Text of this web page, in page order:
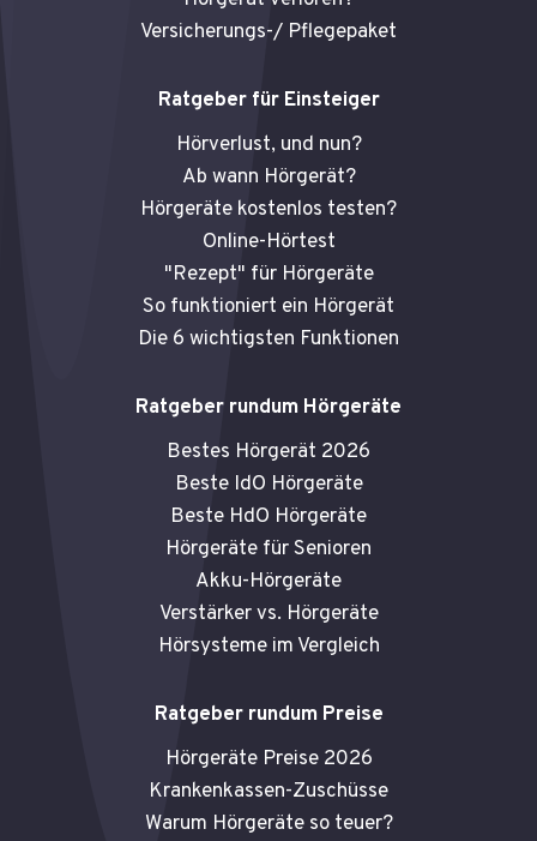
Versicherungs-/ Pflegepaket
Ratgeber für Einsteiger
Hörverlust, und nun?
Ab wann Hörgerät?
Hörgeräte kostenlos testen?
Online-Hörtest
"Rezept" für Hörgeräte
So funktioniert ein Hörgerät
Die 6 wichtigsten Funktionen
Ratgeber rundum Hörgeräte
Bestes Hörgerät 2026
Beste IdO Hörgeräte
Beste HdO Hörgeräte
Hörgeräte für Senioren
Akku-Hörgeräte
Verstärker vs. Hörgeräte
Hörsysteme im Vergleich
Ratgeber rundum Preise
Hörgeräte Preise 2026
Krankenkassen-Zuschüsse
Warum Hörgeräte so teuer?